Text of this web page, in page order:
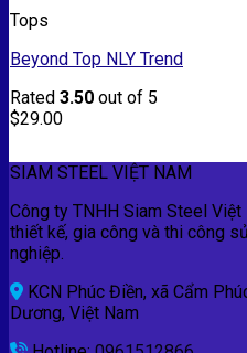
Tops
Beyond Top NLY Trend
Rated 3.50 out of 5
$29.00
SIAM STEEL VIỆT NAM
Công ty TNHH Siam Steel
thiết kế, gia công và thi công
nghiệp.
KCN Phúc Điền, xã Cẩm
Dương, Việt Nam